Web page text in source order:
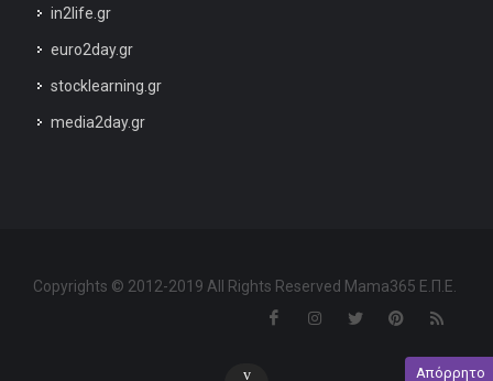
in2life.gr
euro2day.gr
stocklearning.gr
media2day.gr
Copyrights © 2012-2019 All Rights Reserved Mama365 Ε.Π.Ε.
Απόρρητο
v